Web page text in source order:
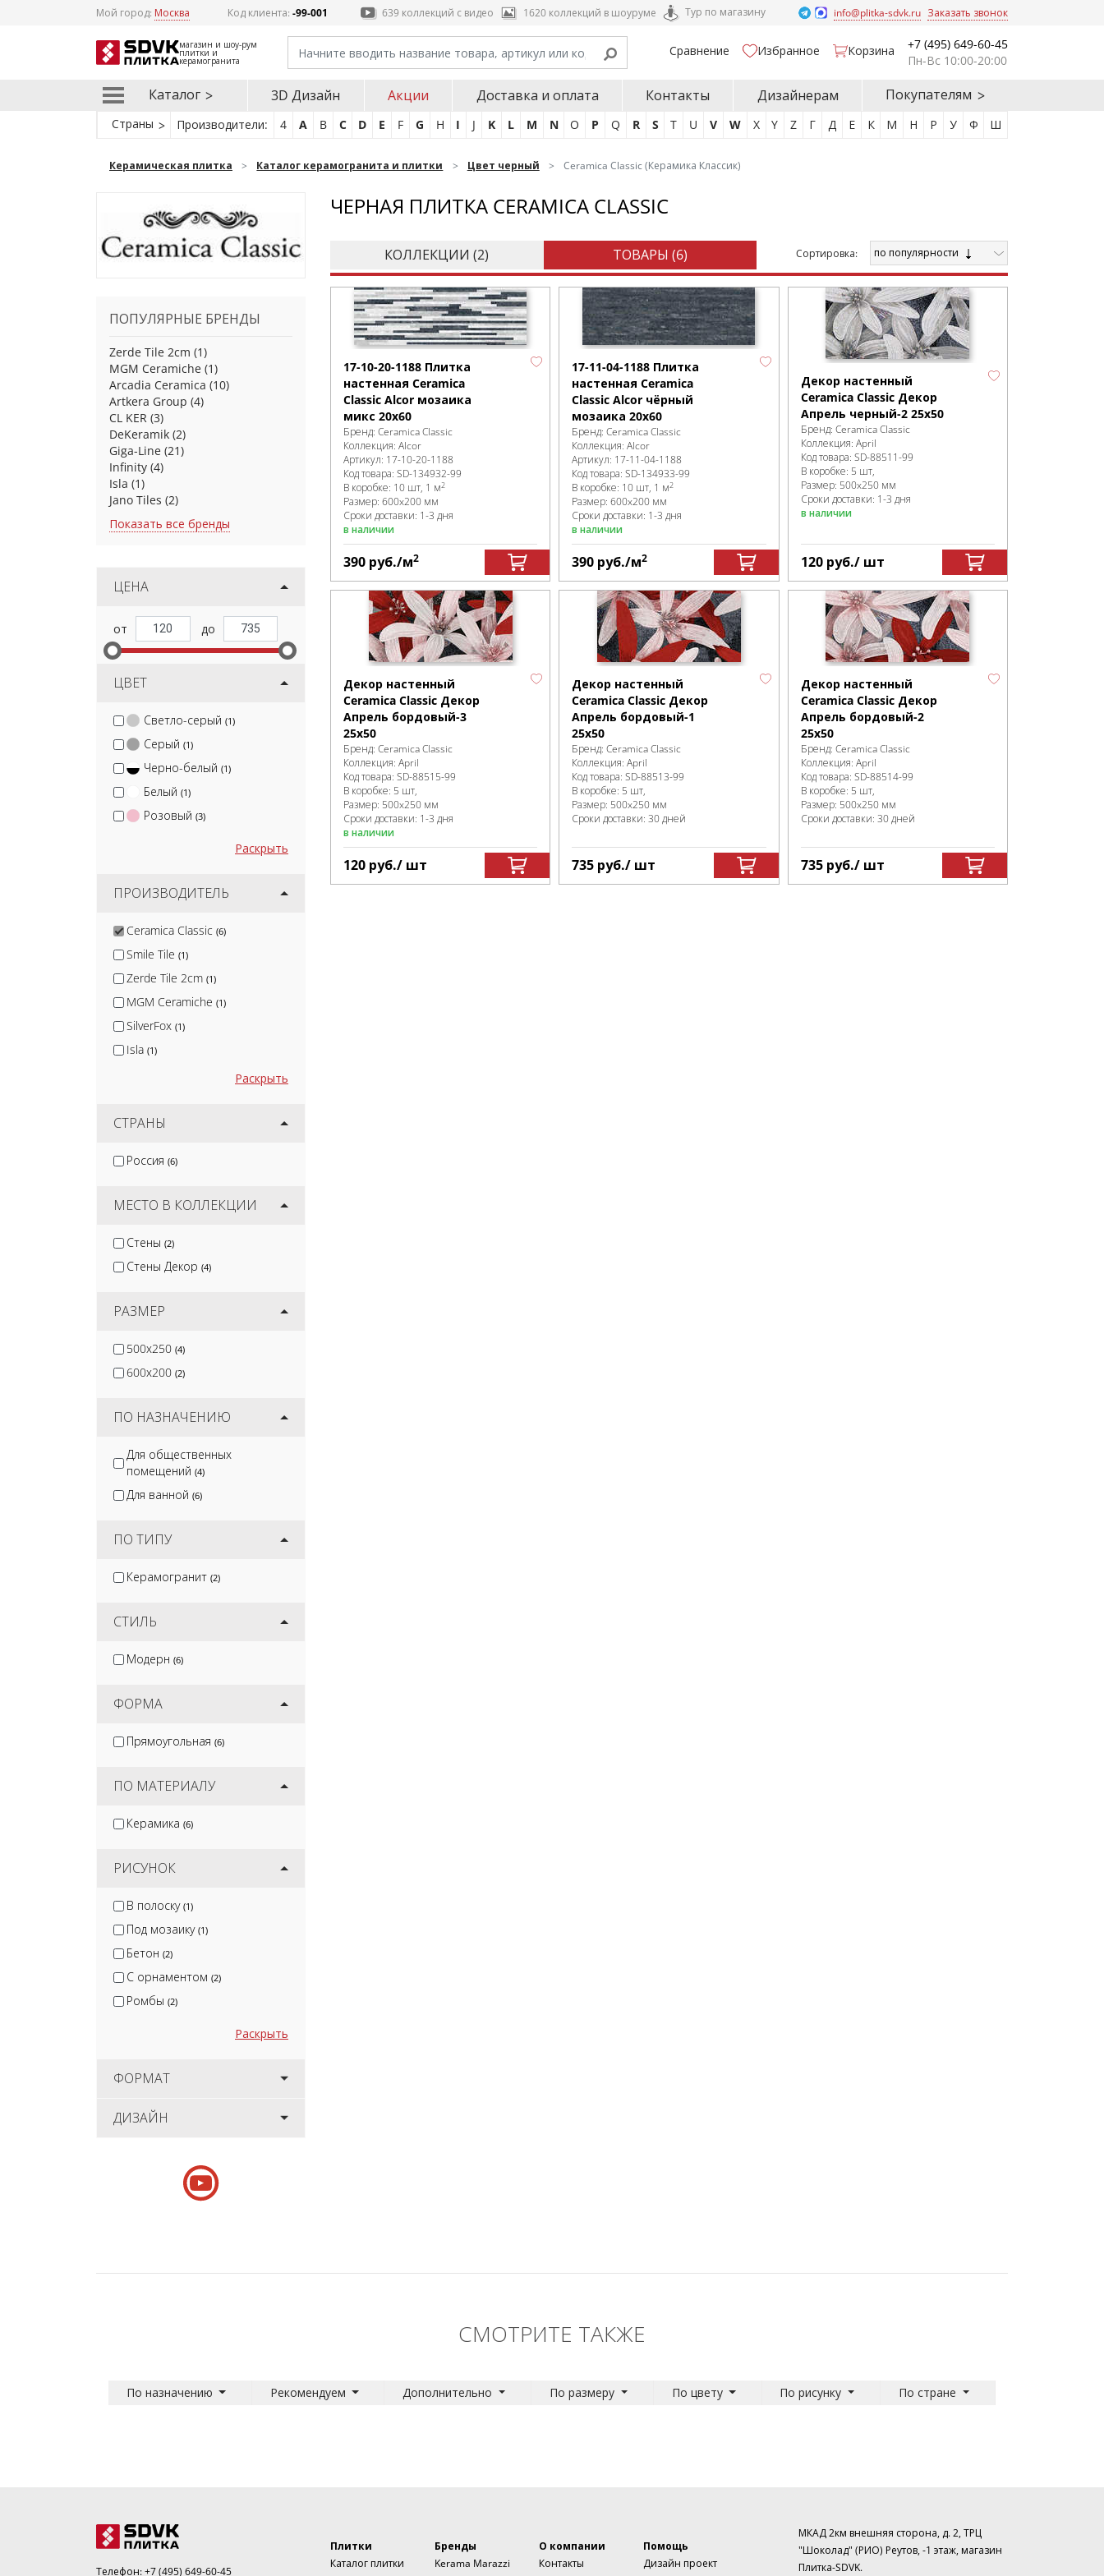
Мой город: Москва Код клиента:-99-001 639 коллекций с видео 1620 коллекций в шоуруме Тур по магазину info@plitka-sdvk.ru Заказать звонок
магазин и шоу-рум
плитки и
керамогранита
Сравнение Избранное Корзина
+7 (495) 649-60-45
Пн-Вс 10:00-20:00
Каталог 3D Дизайн Акции Доставка и оплата Контакты Дизайнерам Покупателям
Страны Производители: 4 A B C D E F G H I J K L M N O P Q R S T U V W X Y Z Г Д Е К М Н Р У Ф Ш
Керамическая плитка Каталог керамогранита и плитки Цвет черный Ceramica Classic (Керамика Классик)
ПОПУЛЯРНЫЕ БРЕНДЫ
Zerde Tile 2cm (1)
MGM Ceramiche (1)
Arcadia Ceramica (10)
Artkera Group (4)
CL KER (3)
DeKeramik (2)
Giga-Line (21)
Infinity (4)
Isla (1)
Jano Tiles (2)
Показать все бренды
ЦЕНА
ЦВЕТ
Светло-серый (1)
Серый (1)
Черно-белый (1)
Белый (1)
Розовый (3)
Раскрыть
ПРОИЗВОДИТЕЛЬ
Ceramica Classic (6)
Smile Tile (1)
Zerde Tile 2cm (1)
MGM Ceramiche (1)
SilverFox (1)
Isla (1)
Protiles
Kirovit (2)
Раскрыть
СТРАНЫ
Россия (6)
МЕСТО В КОЛЛЕКЦИИ
Стены (2)
Стены Декор (4)
РАЗМЕР
500x250 (4)
600x200 (2)
ПО НАЗНАЧЕНИЮ
Для общественных
помещений (4)
Для ванной (6)
ПО ТИПУ
Керамогранит (2)
СТИЛЬ
Модерн (6)
ФОРМА
Прямоугольная (6)
ПО МАТЕРИАЛУ
Керамика (6)
РИСУНОК
В полоску (1)
Под мозаику (1)
Бетон (2)
С орнаментом (2)
Ромбы (2)
Раскрыть
ФОРМАТ
ДИЗАЙН
ЧЕРНАЯ ПЛИТКА CERAMICA CLASSIC
КОЛЛЕКЦИИ (2) ТОВАРЫ (6) Cортировка: по популярности
17-10-20-1188 Плитка
настенная Ceramica
Classic Alcor мозаика
микс 20х60
Бренд: Ceramica Classic
Коллекция: Alcor
Артикул: 17-10-20-1188
Код товара: SD-134932-99
В коробке: 10 шт, 1 м2
Размер: 600x200 мм
Сроки доставки: 1-3 дня
в наличии
390 руб./м2
17-11-04-1188 Плитка
настенная Ceramica
Classic Alcor чёрный
мозаика 20х60
Бренд:Ceramica Classic
Коллекция:Alcor
Артикул: 17-11-04-1188
Код товара:SD-134933-99
В коробке: 10 шт, 1 м2
Размер:600x200 мм
Сроки доставки: 1-3 дня
в наличии
390 руб./м2
Декор настенный
Ceramica Classic Декор
Апрель черный-2 25х50
Бренд: Ceramica Classic
Коллекция: April
Код товара: SD-88511-99
В коробке: 5 шт,
Размер: 500x250 мм
Сроки доставки: 1-3 дня
в наличии
120 руб./ шт
Декор настенный
Ceramica Classic Декор
Апрель бордовый-3
25х50
Бренд: Ceramica Classic
Коллекция: April
Код товара: SD-88515-99
В коробке: 5 шт,
Размер: 500x250 мм
Сроки доставки: 1-3 дня
в наличии
120 руб./ шт
Декор настенный
Ceramica Classic Декор
Апрель бордовый-1
25х50
Бренд:Ceramica Classic
Коллекция:April
Код товара:SD-88513-99
В коробке: 5 шт,
Размер: 500x250 мм
Сроки доставки: 30 дней
735 руб./ шт
Декор настенный
Ceramica Classic Декор
Апрель бордовый-2
25х50
Бренд: Ceramica Classic
Коллекция: April
Код товара: SD-88514-99
В коробке: 5 шт,
Размер: 500x250 мм
Сроки доставки: 30 дней
735 руб./ шт
СМОТРИТЕ ТАКЖЕ
По назначению Рекомендуем Дополнительно По размеру По цвету По рисунку По стране
Телефон:+7 (495) 649-60-45
Плитки
Каталог плитки
Бренды
Kerama Marazzi
О компании
Контакты
Помощь
Дизайн проект
МКАД 2км внешняя сторона, д. 2, ТРЦ
"Шоколад" (РИО) Реутов, -1 этаж, магазин
Плитка-SDVK.